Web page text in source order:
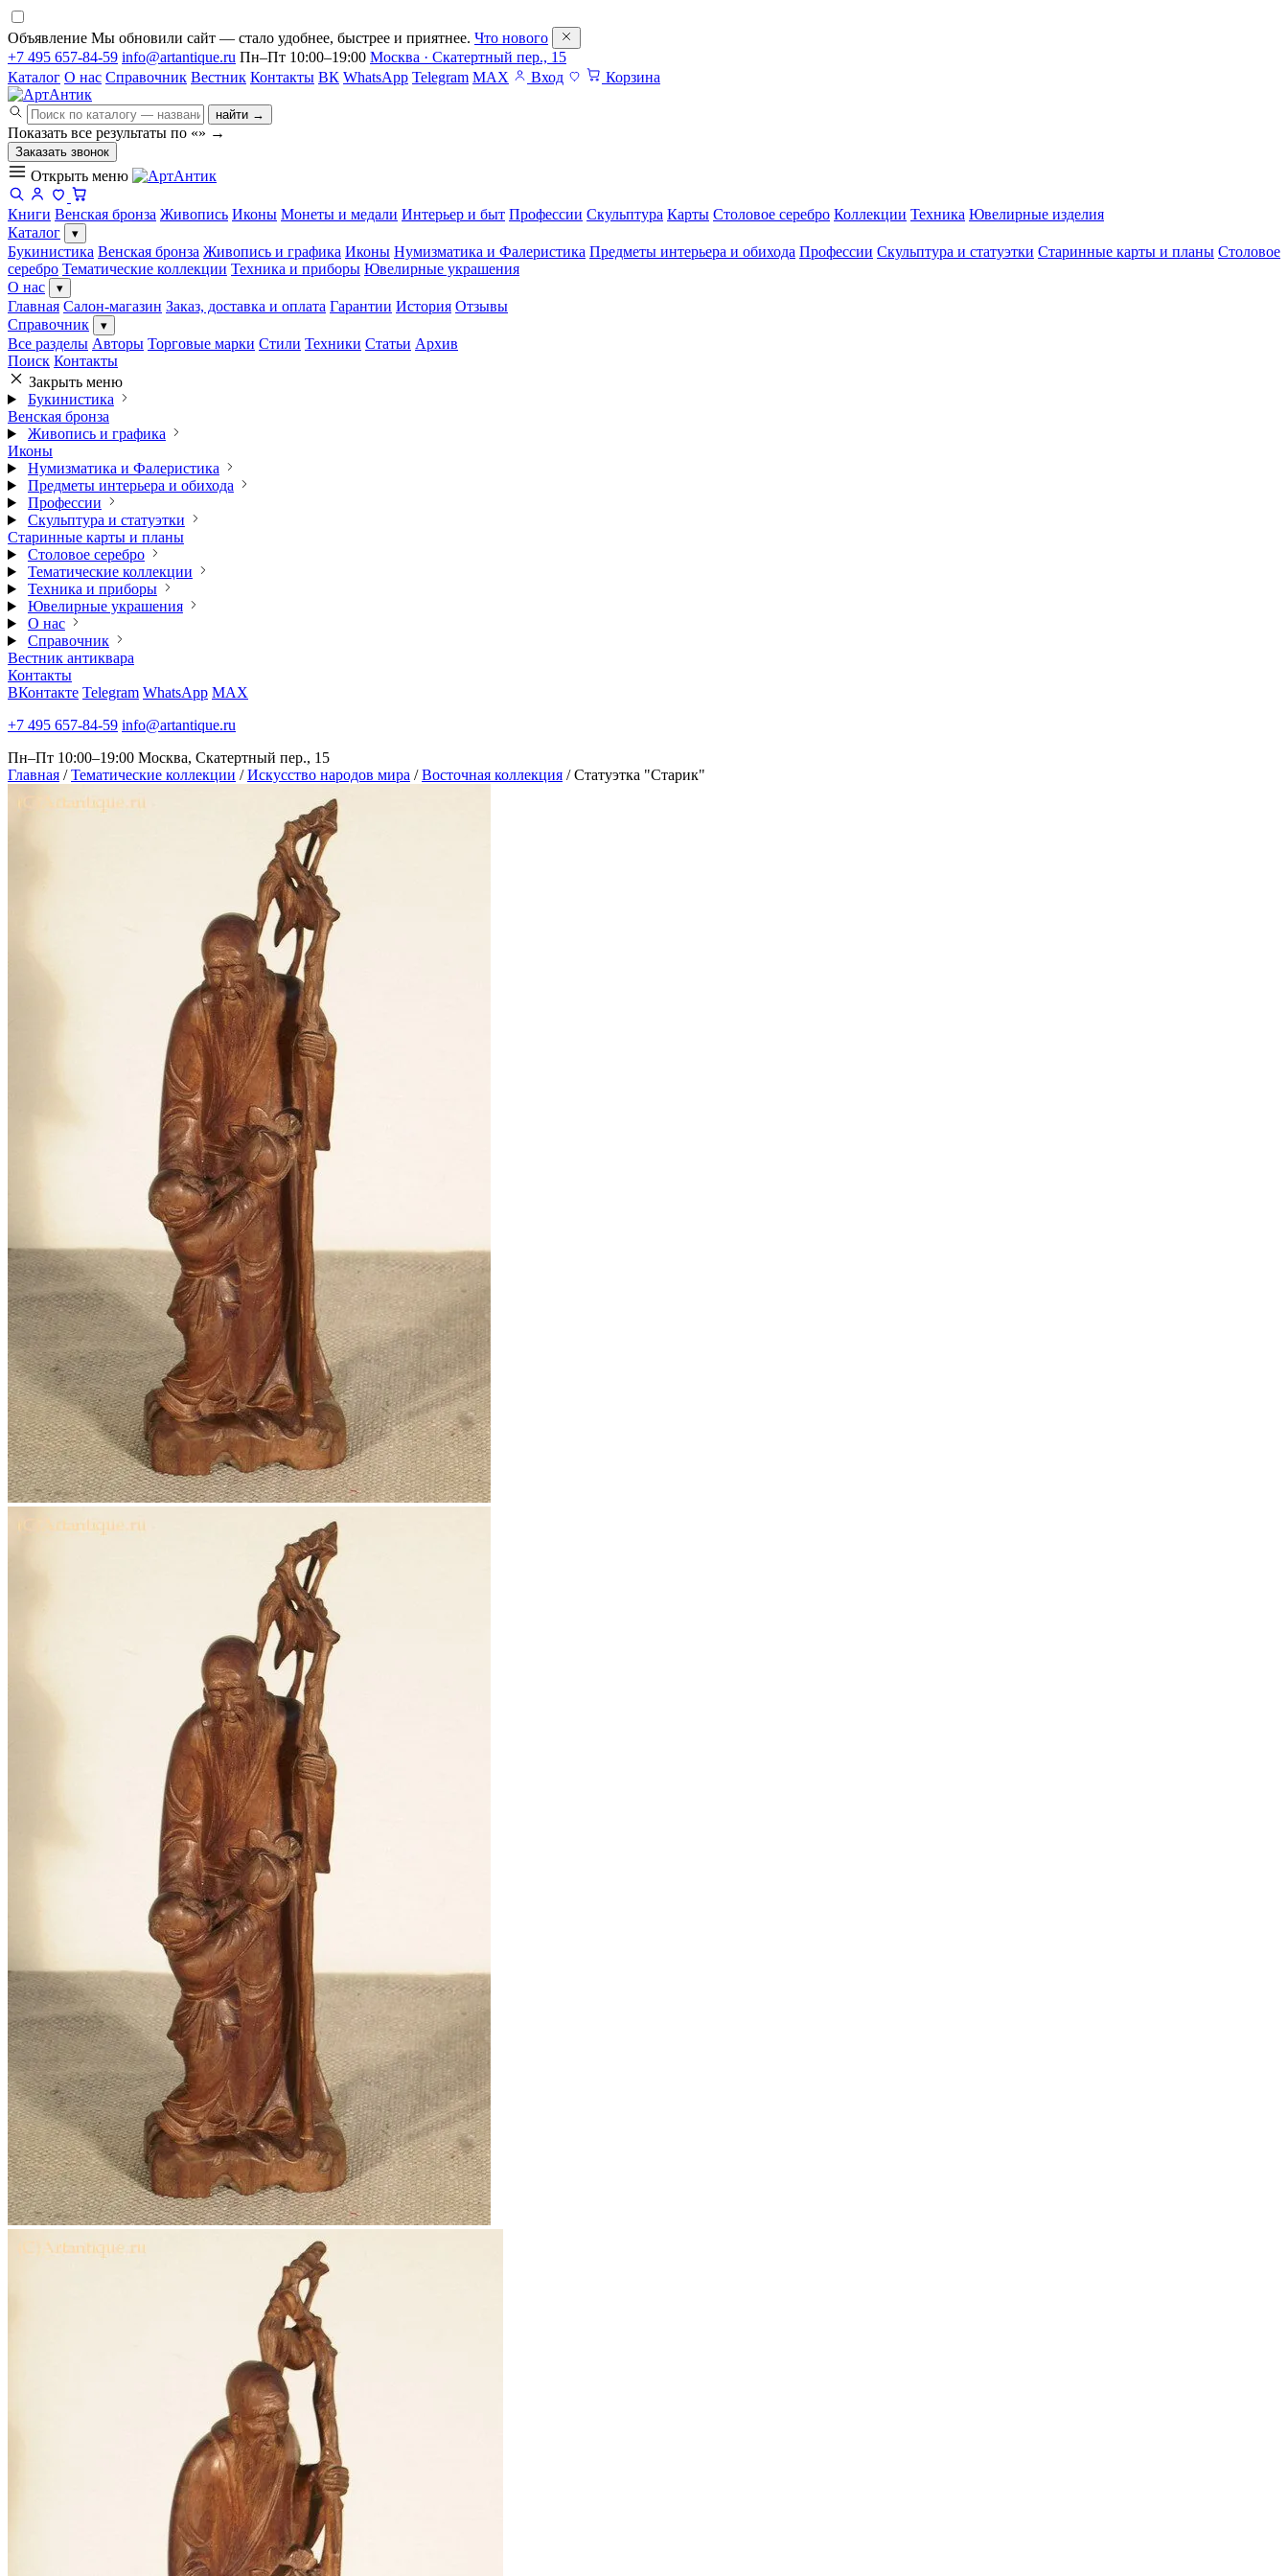
Объявление Мы обновили сайт — стало удобнее, быстрее и приятнее. Что нового
+7 495 657-84-59 info@artantique.ru Пн–Пт 10:00–19:00 Москва · Скатертный пер., 15
Каталог О нас Справочник Вестник Контакты ВК WhatsApp Telegram MAX Вход Корзина
найти →
Показать все результаты по «» →
Заказать звонок
Открыть меню
Книги Венская бронза Живопись Иконы Монеты и медали Интерьер и быт Профессии Скульптура Карты Столовое серебро Коллекции Техника Ювелирные изделия
Каталог
▾
Букинистика Венская бронза Живопись и графика Иконы Нумизматика и Фалеристика Предметы интерьера и обихода Профессии Скульптура и статуэтки Старинные карты и планы Столовое
серебро Тематические коллекции Техника и приборы Ювелирные украшения
О нас
▾
Главная Салон-магазин Заказ, доставка и оплата Гарантии История Отзывы
Справочник
▾
Все разделы Авторы Торговые марки Стили Техники Статьи Архив
Поиск Контакты
Закрыть меню
Букинистика
Венская бронза
Живопись и графика
Иконы
Нумизматика и Фалеристика
Предметы интерьера и обихода
Профессии
Скульптура и статуэтки
Старинные карты и планы
Столовое серебро
Тематические коллекции
Техника и приборы
Ювелирные украшения
О нас
Справочник
Вестник антиквара
Контакты
ВКонтакте Telegram WhatsApp MAX
+7 495 657-84-59 info@artantique.ru
Пн–Пт 10:00–19:00 Москва, Скатертный пер., 15
Главная / Тематические коллекции / Искусство народов мира / Восточная коллекция / Статуэтка "Старик"